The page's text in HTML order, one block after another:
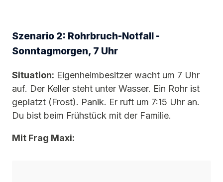
Szenario 2: Rohrbruch-Notfall -
Sonntagmorgen, 7 Uhr
Situation: Eigenheimbesitzer wacht um 7 Uhr
auf. Der Keller steht unter Wasser. Ein Rohr ist
geplatzt (Frost). Panik. Er ruft um 7:15 Uhr an.
Du bist beim Frühstück mit der Familie.
Mit Frag Maxi: